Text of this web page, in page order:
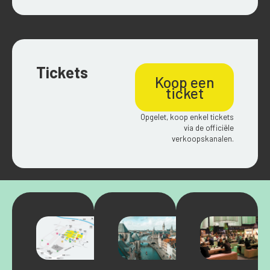
Tickets
Koop een
ticket
Opgelet, koop enkel tickets
via de officiële
verkoopskanalen.